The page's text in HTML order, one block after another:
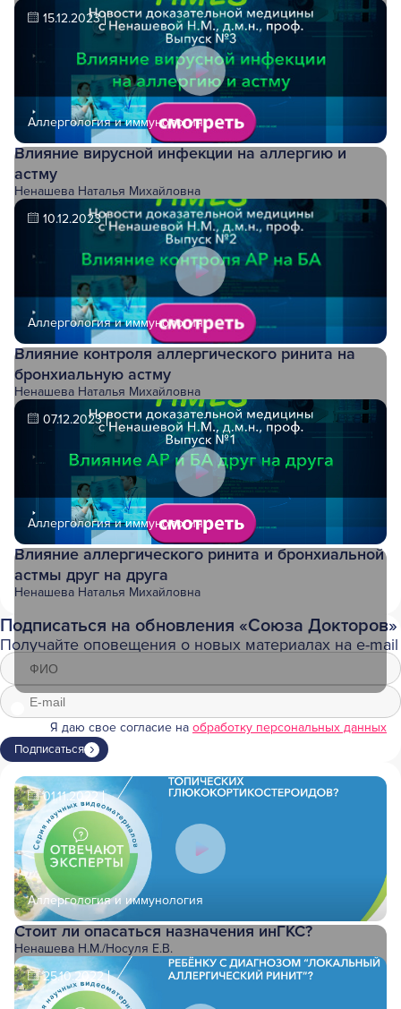
15.12.2023
Аллергология и иммунология
Влияние вирусной инфекции на аллергию и
астму
Ненашева Наталья Михайловна
10.12.2023
Аллергология и иммунология
Влияние контроля аллергического ринита на
бронхиальную астму
Ненашева Наталья Михайловна
07.12.2023
Аллергология и иммунология
Влияние аллергического ринита и бронхиальной
астмы друг на друга
Ненашева Наталья Михайловна
Подписаться на обновления «Союза Докторов»
Получайте оповещения о новых материалах на e-mail
Я даю свое согласие на обработку персональных данных
Подписаться
01.11.2022
Аллергология и иммунология
Стоит ли опасаться назначения инГКС?
Ненашева Н.М./Носуля Е.В.
25.10.2022